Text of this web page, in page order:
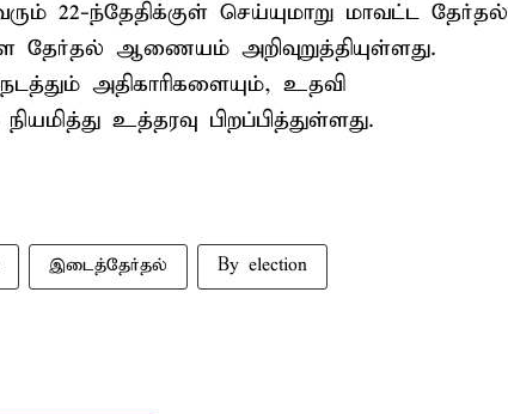
22-ந்தேதிக்குள் செய்யுமாறு மாவட்ட தேர்தல்
தேர்தல் ஆணையம் அறிவுறுத்தியுள்ளது.
அதிகாரிகளையும், உதவி
உத்தரவு பிறப்பித்துள்ளது.
இடைத்தேர்தல் By election